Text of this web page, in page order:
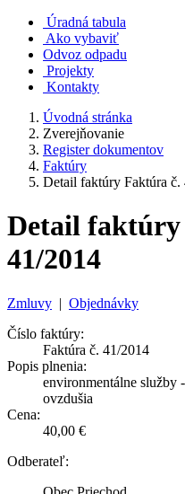
Úradná tabula
Ako vybaviť
Odvoz odpadu
Projekty
Kontakty
Úvodná stránka
Zverejňovanie
Register dokumentov
Faktúry
Detail faktúry Faktúra č.
Detail
41/2014
Zmluvy | Objednávky
Číslo faktúry:
Faktúra č. 41/2014
Popis plnenia:
environmentálne služby
ovzdušia
Cena:
40,00 €
Odberateľ: